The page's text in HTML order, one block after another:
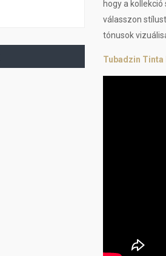
hogy a
válasszon
tónusok
Tubadzin